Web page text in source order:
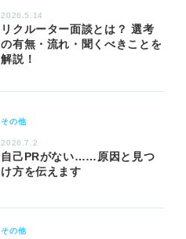
2026.5.14
リクルーター面談とは？ 選考
の有無・流れ・聞くべきことを
解説！
その他
2026.7.2
自己PRがない……原因と見つ
け方を伝えます
その他